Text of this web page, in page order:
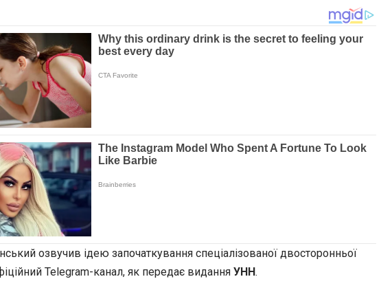
озвучив ідею започаткування спеціалізованої двосторонньої
Telegram-канал, як передає видання УНН.